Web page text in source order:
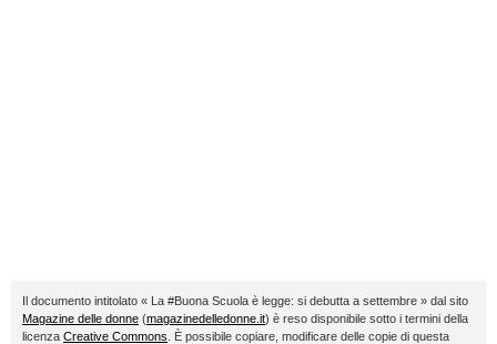
Il documento intitolato « La #Buona Scuola è legge: si debutta a settembre » dal sito
Magazine delle donne (magazinedelledonne.it) è reso disponibile sotto i termini della
licenza Creative Commons . È possibile copiare, modificare delle copie di questa